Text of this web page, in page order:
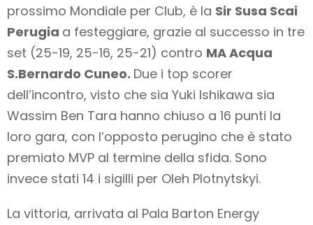
prossimo Mondiale per Club, è la Sir Susa Scai
Perugia a festeggiare, grazie al successo in tre
set (25-19, 25-16, 25-21) contro MA Acqua
S.Bernardo Cuneo. Due i top scorer
dell’incontro, visto che sia Yuki Ishikawa sia
Wassim Ben Tara hanno chiuso a 16 punti la
loro gara, con l’opposto perugino che è stato
premiato MVP al termine della sfida. Sono
invece stati 14 i sigilli per Oleh Plotnytskyi.
La vittoria, arrivata al Pala Barton Energy